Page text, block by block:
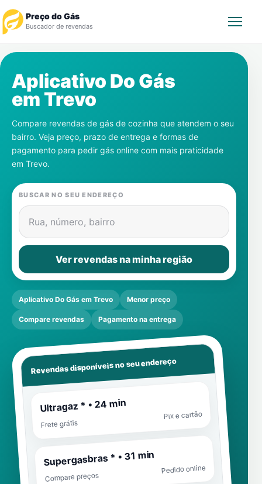
Preço do Gás
Buscador de revendas
Revendedor
Notícias
Cadastre-se
Gás
Contatos
Aplicativo Do Gás
emTrevo
Compare revendas de gás de cozinha que atendem o seu
bairro. Veja preço, prazo de entrega e formas de
pagamento para pedir gás online com mais praticidade
em Trevo.
BUSCAR NO SEU ENDEREÇO
Rua, número, bairro
Ver revendas na minha região
Aplicativo Do Gás em Trevo Menor preço
Compare revendas Pagamento na entrega
Revendas disponíveis no seu endereço
Ultragaz * • 24 min
Frete grátis
Pix e cartão
Supergasbras * • 31 min
Compare preços
Pedido online